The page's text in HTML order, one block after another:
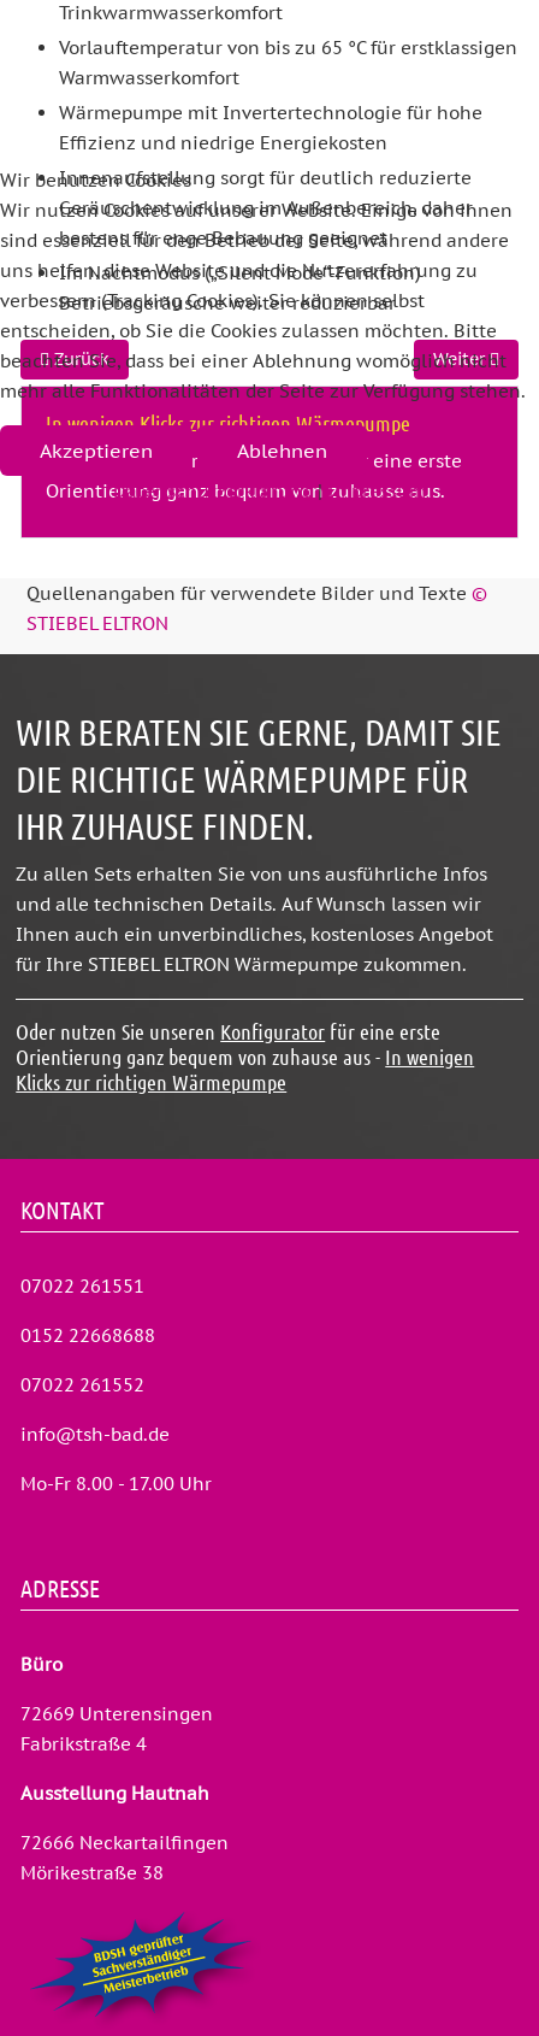
Trinkwarmwasserkomfort
Vorlauftemperatur von bis zu 65 °C für erstklassigen
Warmwasserkomfort
Wärmepumpe mit Invertertechnologie für hohe
Effizienz und niedrige Energiekosten
Innenaufstellung sorgt für deutlich reduzierte
Geräuschentwicklung im Außenbereich, daher
bestens für enge Bebauung geeignet
Im Nachtmodus („Silent Mode“-Funktion)
Betriebsgeräusche weiter reduzierbar
Vorheriger Beitrag: WPL 25 AC compact duo Set 2.1
Zurück Nächster
Weiter
In wenigen Klicks zur richtigen Wärmepumpe
Nutzen Sie unseren Konfigurator
für eine erste
Orientierung ganz bequem von zuhause aus.
Quellenangaben für verwendete Bilder und Texte©
STIEBEL ELTRON
WIR BERATEN SIE GERNE, DAMIT SIE
DIE RICHTIGE WÄRMEPUMPE FÜR
IHR ZUHAUSE FINDEN.
Zu allen Sets erhalten Sie von uns ausführliche Infos
und alle technischen Details. Auf Wunsch lassen wir
Ihnen auch ein unverbindliches, kostenloses Angebot
für Ihre STIEBEL ELTRON Wärmepumpe zukommen.
Oder nutzen Sie unseren Konfigurator für eine erste
Orientierung ganz bequem von zuhause aus - In wenigen
Klicks zur richtigen Wärmepumpe
KONTAKT
07022 261551
0152 22668688
07022 261552
info@tsh-bad.de
Mo-Fr 8.00 - 17.00 Uhr
ADRESSE
Büro
72669 Unterensingen
Fabrikstraße 4
Ausstellung Hautnah
72666 Neckartailfingen
Mörikestraße 38
Wir benutzen Cookies
Wir nutzen Cookies auf unserer Website. Einige von ihnen
sind essenziell für den Betrieb der Seite, während andere
uns helfen, diese Website und die Nutzererfahrung zu
verbessern (Tracking Cookies). Sie können selbst
entscheiden, ob Sie die Cookies zulassen möchten. Bitte
beachten Sie, dass bei einer Ablehnung womöglich nicht
mehr alle Funktionalitäten der Seite zur Verfügung stehen.
Akzeptieren Ablehnen
Datenschutzerklärung| Impressum